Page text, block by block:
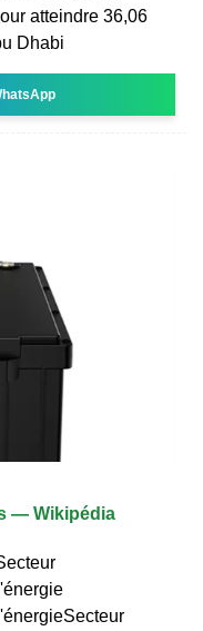
atteindre 36,06
Dhabi
— Wikipédia